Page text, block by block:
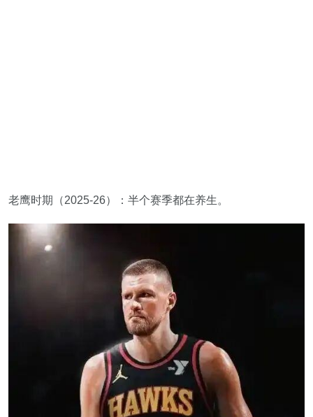
老鹰时期（2025-26）：半个赛季都在养生。